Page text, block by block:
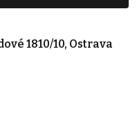
1810/10, Ostrava